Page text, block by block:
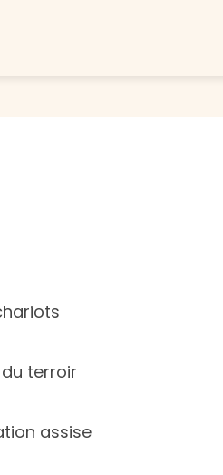
terroir
assise